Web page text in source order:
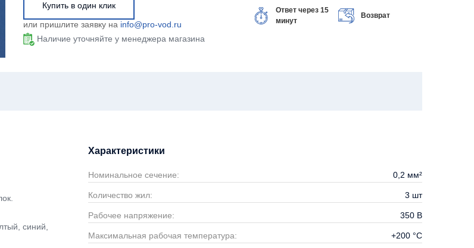
Купить в один клик
или пришлите заявку на info@pro-vod.ru
Наличие уточняйте у менеджера магазина
Ответ через 15
минут
Возврат
синий,
Характеристики
Номинальное сечение: 0,2 мм²
Количество жил: 3 шт
Рабочее напряжение: 350 В
Максимальная рабочая температура: +200 °С